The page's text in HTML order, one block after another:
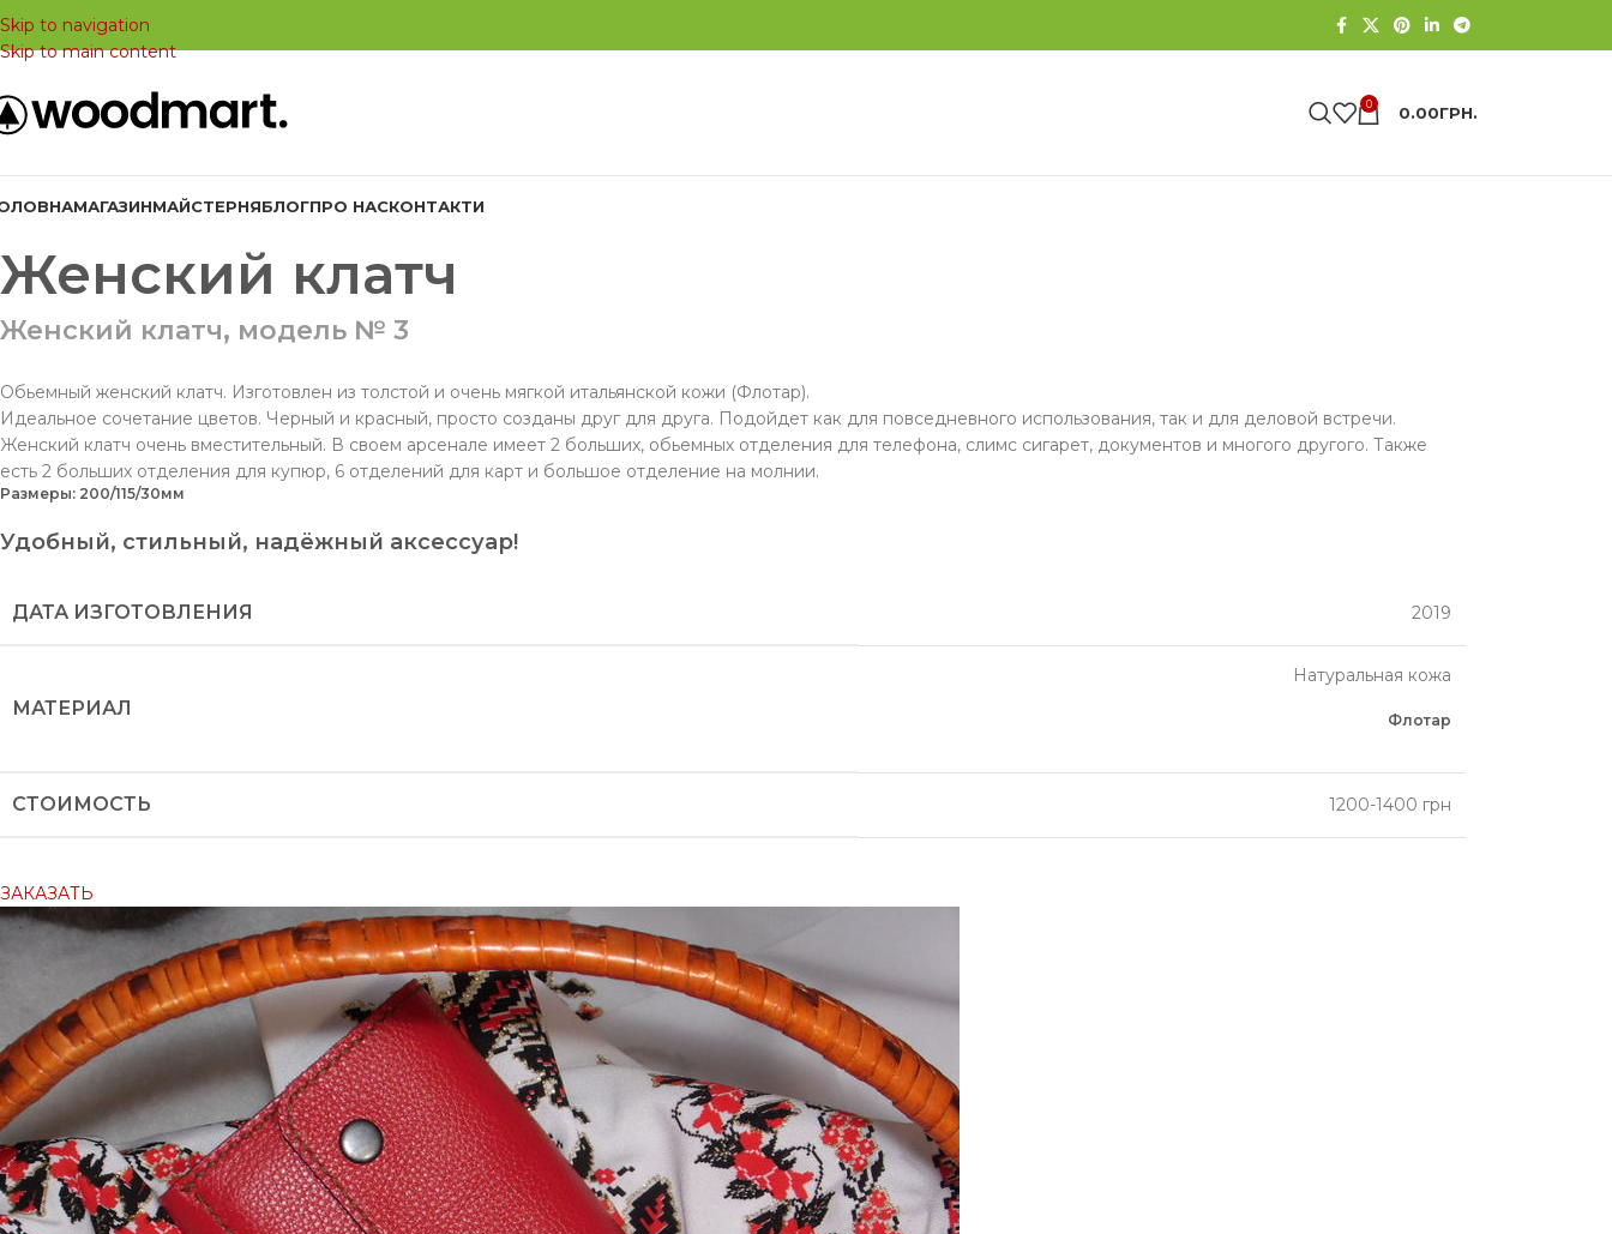
Skip to navigation
Skip to main content
0 0.00ГРН.
МАГАЗИНМАЙСТЕРНЯБЛОГПРО НАСКОНТАКТИ
Женский клатч
Женский клатч, модель № 3
Обьемный женский клатч. Изготовлен из толстой и очень мягкой итальянской кожи (Флотар).
Идеальное сочетание цветов. Черный и красный, просто созданы друг для друга. Подойдет как для повседневного использования, так и для деловой встречи.
Женский клатч очень вместительный. В своем арсенале имеет 2 больших, обьемных отделения для телефона, слимс сигарет, документов и многого другого. Также
есть 2 больших отделения для купюр, 6 отделений для карт и большое отделение на молнии.
Размеры: 200/115/30мм
Удобный, стильный, надёжный аксессуар!
ДАТА ИЗГОТОВЛЕНИЯ 2019
МАТЕРИАЛ
Натуральная кожа
Флотар
СТОИМОСТЬ 1200-1400 грн
ЗАКАЗАТЬ